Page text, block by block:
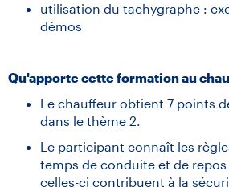
utilisation du tachygraphe :
démos
Qu'apporte cette formation au
Le chauffeur obtient 7 points
dans le thème 2.
Le participant connaît les
temps de conduite et de
celles-ci contribuent à la